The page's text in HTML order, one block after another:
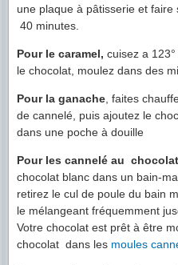
une plaque à pâtisserie et
40 minutes.
Pour le caramel, cuisez a
le chocolat, moulez dans des
Pour la ganache, faites
de cannelé, puis ajoutez le
dans une poche à douille
Pour les cannelé au chocolat
chocolat blanc dans un bain-
retirez le cul de poule du bain
le mélangeant fréquemment
Votre chocolat est prêt à être
chocolat dans les moules